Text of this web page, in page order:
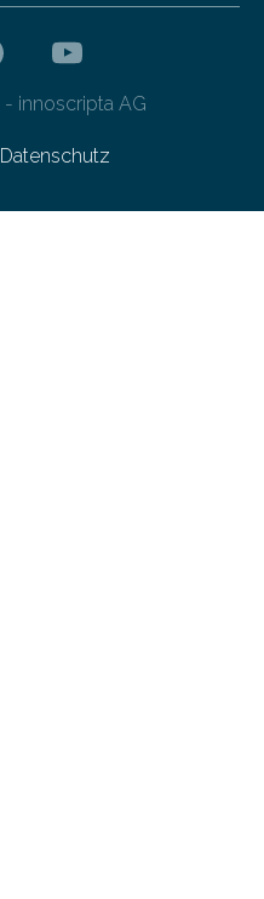
innoscripta AG
Datenschutz